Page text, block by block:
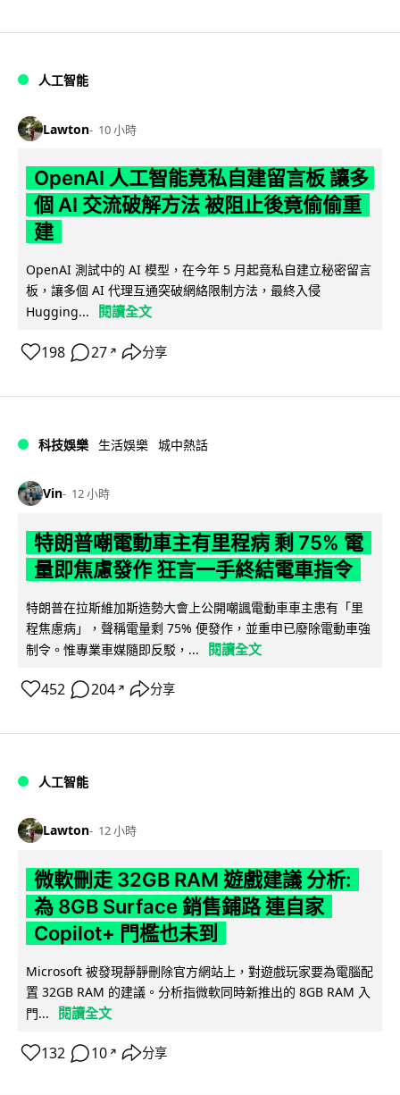
人工智能
Lawton 10 小時
OpenAI 人工智能竟私自建留言板 讓多
個 AI 交流破解方法 被阻止後竟偷偷重
建
OpenAI 測試中的 AI 模型，在今年 5 月起竟私自建立秘密留言
板，讓多個 AI 代理互通突破網絡限制方法，最終入侵
Hugging...
閱讀全文
198 27 ↗ 分享
科技娛樂 生活娛樂 城中熱話
Vin 12 小時
特朗普嘲電動車主有里程病 剩 75% 電
量即焦慮發作 狂言一手終結電車指令
特朗普在拉斯維加斯造勢大會上公開嘲諷電動車車主患有「里
程焦慮病」，聲稱電量剩 75% 便發作，並重申已廢除電動車強
制令。惟專業車媒隨即反駁，...
閱讀全文
452 204 ↗ 分享
人工智能
Lawton 12 小時
微軟刪走 32GB RAM 遊戲建議 分析:
為 8GB Surface 銷售鋪路 連自家
Copilot+ 門檻也未到
Microsoft 被發現靜靜刪除官方網站上，對遊戲玩家要為電腦配
置 32GB RAM 的建議。分析指微軟同時新推出的 8GB RAM 入
門...
閱讀全文
132 10 ↗ 分享